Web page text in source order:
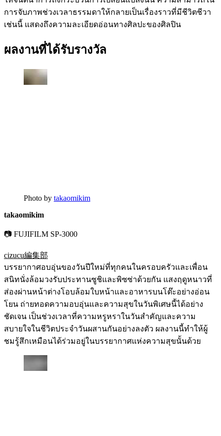
การจับภาพช่วงเวลาธรรมดาให้กลายเป็นเรื่องราวที่มีชีวิตชีวา
เช่นนี้ แสดงถึงความละเอียดอ่อนทางศิลปะของศิลปิน
ผลงานที่ได้รับรางวัล
Photo by takaomikim
takaomikim
📷 FUJIFILM SP-3000
cizucu編集部
บรรยากาศอบอุ่นของวันปีใหม่ที่ทุกคนในครอบครัวและเพื่อน
สนิทนั่งล้อมวงรับประทานซูชิและพิซซ่าด้วยกัน แสงฤดูหนาวที่
ส่องผ่านหน้าต่างโอบล้อมใบหน้าและอาหารบนโต๊ะอย่างอ่อน
โยน ถ่ายทอดความอบอุ่นและความสุขในวันพิเศษนี้ได้อย่าง
ชัดเจน เป็นช่วงเวลาที่ความหรูหราในวันสำคัญและความ
สบายใจในชีวิตประจำวันผสานกันอย่างลงตัว ผลงานนี้ทำให้ผู้
ชมรู้สึกเหมือนได้ร่วมอยู่ในบรรยากาศแห่งความสุขนั้นด้วย